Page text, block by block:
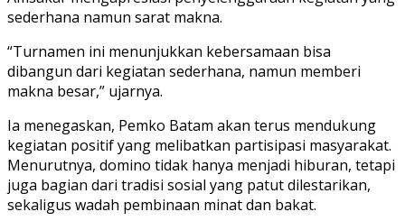
sederhana namun sarat makna.
“Turnamen ini menunjukkan kebersamaan bisa
dibangun dari kegiatan sederhana, namun memberi
makna besar,” ujarnya.
Ia menegaskan, Pemko Batam akan terus mendukung
kegiatan positif yang melibatkan partisipasi masyarakat.
Menurutnya, domino tidak hanya menjadi hiburan, tetapi
juga bagian dari tradisi sosial yang patut dilestarikan,
sekaligus wadah pembinaan minat dan bakat.